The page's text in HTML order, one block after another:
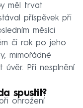
měl trvat
příspěvek při
měsíci
či rok po jeho
mimořádné
úvěr. Při nesplnění
spustit?
ohrožení